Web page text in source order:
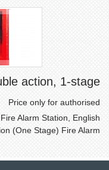
action, 1-stage
Price only for authorised
Alarm Station, English
(One Stage) Fire Alarm...